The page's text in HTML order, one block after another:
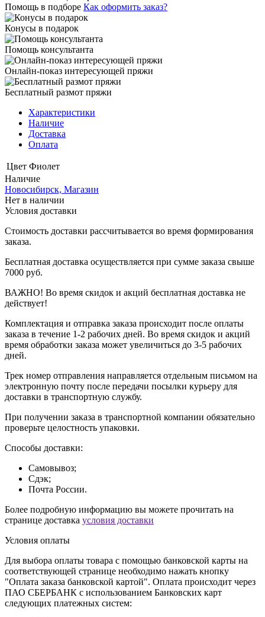
Помощь в подборе Как оформить заказ?
Конусы в подарок
Помощь консультанта
Онлайн-показ интересующей пряжи
Бесплатный размот пряжи
Характеристики
Наличие
Доставка
Оплата
Цвет Фиолет
Наличие
Новосибирск, Магазин
Нет в наличии
Условия доставки
Стоимость доставки рассчитывается во время формирования
заказа.
Бесплатная доставка осуществляется при сумме заказа свыше
7000 руб.
ВАЖНО! Во время скидок и акций бесплатная доставка не
действует!
Комплектация и отправка заказа происходит после оплаты
заказа в течение 1-2 рабочих дней. Во время скидок и акций
время обработки заказа может увеличиться до 3-5 рабочих
дней.
Трек номер отправления направляется отдельным письмом на
электронную почту после передачи посылки курьеру для
доставки в транспортную службу.
При получении заказа в транспортной компании обязательно
проверьте целостность упаковки.
Способы доставки:
Самовывоз;
Сдэк;
Почта России.
Более подробную информацию вы можете прочитать на
странице доставка условия доставки
Условия оплаты
Для выбора оплаты товара с помощью банковской карты на
соответствующей странице необходимо нажать кнопку
"Оплата заказа банковской картой". Оплата происходит через
ПАО СБЕРБАНК с использованием Банковских карт
следующих платежных систем: